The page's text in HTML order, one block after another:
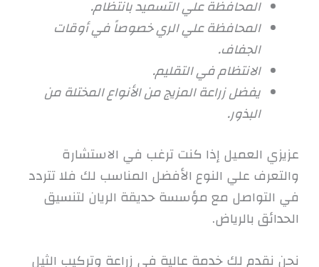
المحافظة علي التسميد بانتظام.
المحافظة علي الري خصوصاً في أوقات
الجفاف.
الانتظام في التقليم.
يفضل زراعة المزيج من الأنواع المختلة من
البذور.
عزيزي العميل إذا كنت ترغب في الاستشارة
والتعرف علي النوع الأفضل المناسب لك فلا تتردد
في التواصل مع مؤسسة حديقة الريان لتنسيق
الحدائق بالرياض.
نحن نقدم لك خدمة عالية في زراعة وتركيب الثيل